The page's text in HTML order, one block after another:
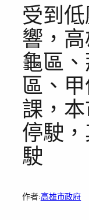
受到
響，
龜區
區、
課，
停駛
駛
作者:高雄市政府